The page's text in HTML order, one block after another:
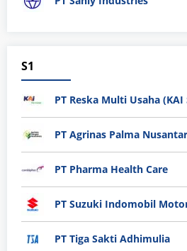
S1
PT Reska Multi Usaha (KAI
PT Agrinas Palma
PT Pharma Health Care
PT Suzuki Indomobil
PT Tiga Sakti Adhimulia